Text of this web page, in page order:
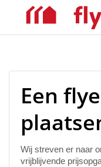
Een
Wij streven er naar
vrijblijvende